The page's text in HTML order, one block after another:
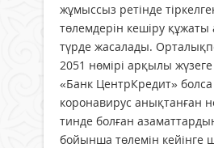
жұмыссыз ретінде
төлемдерін кешіру құжаты
түрде жасалады.
2051 нөмірі арқылы
«Банк ЦентрКредит» болса
коронавирус анықтанған
тинде болған
бойынша төлемін кейінге